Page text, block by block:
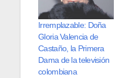
Irremplazable: Doña
Gloria Valencia de
Castaño, la Primera
Dama de la televisión
colombiana